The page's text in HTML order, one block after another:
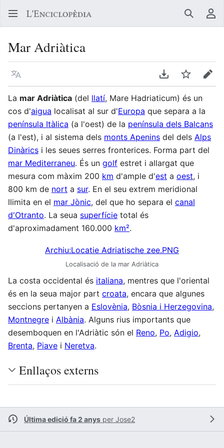
Buscar
Mar Adriàtica
Llegir en un atre idioma Descarregar en
Vigilar
La mar Adriàtica (del llatí, Mare Hadriaticum) és un
cos d'aigua localisat al sur d'Europa que separa a la
península Itàlica (a l'oest) de la península dels Balcans
(a l'est), i al sistema dels monts Apenins del dels Alps
Dinàrics i les seues serres fronterices. Forma part del
mar Mediterraneu. És un golf estret i allargat que
mesura com màxim 200 km d'ample d'est a oest, i
800 km de nort a sur. En el seu extrem meridional
llimita en el mar Jònic, del que ho separa el canal
d'Otranto. La seua superfície total és
d'aproximadament 160.000 km².
Archiu:Locatie Adriatische zee.PNG
Localisació de la mar Adriàtica
La costa occidental és italiana, mentres que l'oriental
és en la seua major part croata, encara que algunes
seccions pertanyen a Eslovènia, Bòsnia i Herzegovina,
Montnegre i Albània. Alguns rius importants que
desemboquen en l'Adriàtic són el Reno, Po, Adigio,
Brenta, Piave i Neretva.
Enllaços externs
Última edició fa 2 anys per Jose2